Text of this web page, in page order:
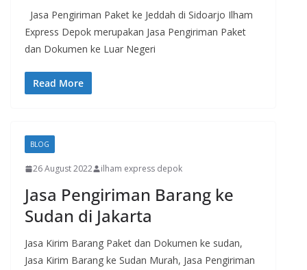
Jasa Pengiriman Paket ke Jeddah di Sidoarjo Ilham
Express Depok merupakan Jasa Pengiriman Paket
dan Dokumen ke Luar Negeri
Read More
BLOG
26 August 2022 ilham express depok
Jasa Pengiriman Barang ke
Sudan di Jakarta
Jasa Kirim Barang Paket dan Dokumen ke sudan,
Jasa Kirim Barang ke Sudan Murah, Jasa Pengiriman